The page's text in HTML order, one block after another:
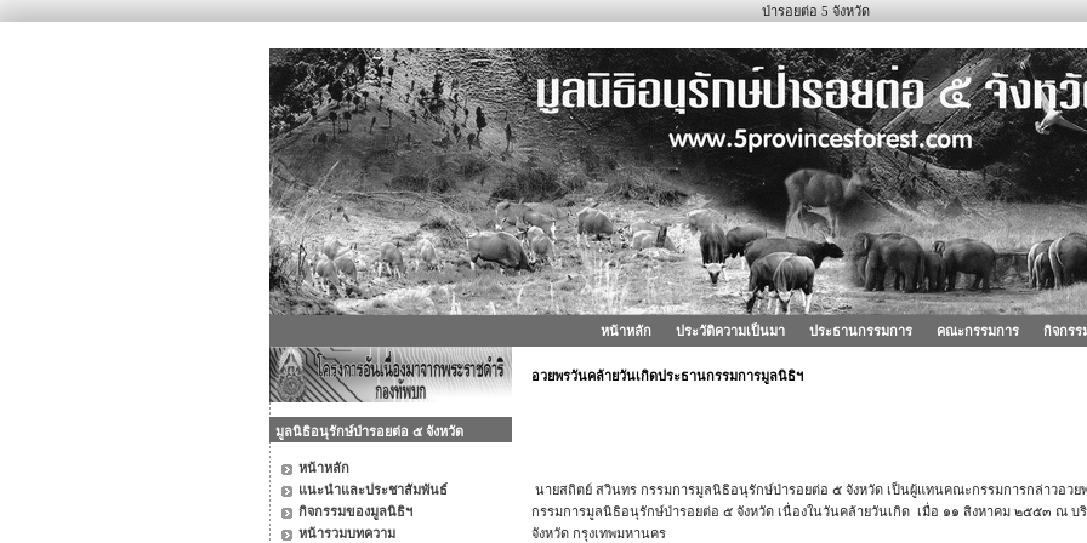
ป่ารอยต่อ 5 จังหวัด
หน้าหลัก ประวัติความเป็นมา ประธานกรรมการ คณะกรรมการ กิจกรร
มูลนิธิอนุรักษ์ป่ารอยต่อ ๕ จังหวัด
หน้าหลัก
แนะนำและประชาสัมพันธ์
กิจกรรมของมูลนิธิฯ
หน้ารวมบทความ
อวยพรวันคล้ายวันเกิดประธานกรรมการมูลนิธิฯ
นายสถิตย์ สวินทร กรรมการมูลนิธิอนุรักษ์ป่ารอยต่อ ๕ จังหวัด เป็นผู้แทนคณะกรรมการกล่าวอวย
กรรมการมูลนิธิอนุรักษ์ป่ารอยต่อ ๕ จังหวัด เนื่องในวันคล้ายวันเกิด เมื่อ ๑๑ สิงหาคม ๒๕๕๓ ณ
จังหวัด กรุงเทพมหานคร